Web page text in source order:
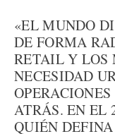
«EL MUNDO
DE FORMA
RETAIL Y LOS
NECESIDAD
ATRÁS. EN EL
QUIÉN